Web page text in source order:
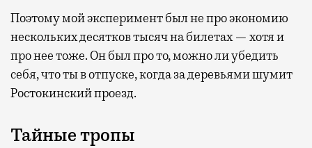
Поэтому мой эксперимент был не про экономию
нескольких десятков тысяч на билетах — хотя и
про нее тоже. Он был про то, можно ли убедить
себя, что ты в отпуске, когда за деревьями шумит
Ростокинский проезд.
Тайные тропы